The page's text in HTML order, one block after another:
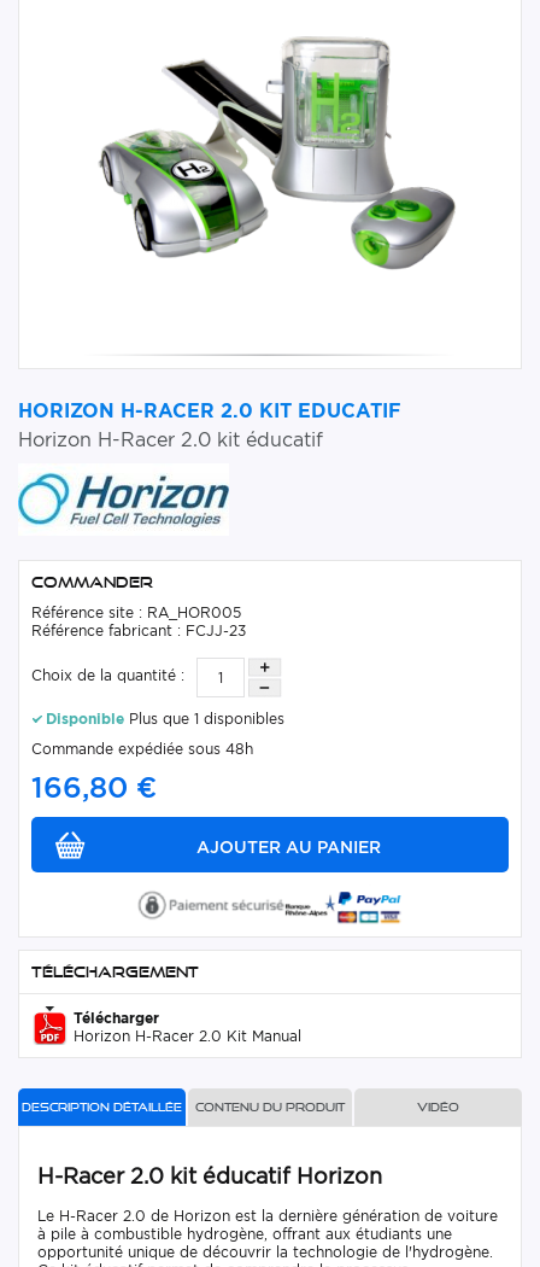
HORIZON H-RACER 2.0 KIT EDUCATIF
Horizon H-Racer 2.0 kit éducatif
Commander
Référence site : RA_HOR005
Référence fabricant : FCJJ-23
Choix de la quantité :
Disponible Plus que 1 disponibles
Commande expédiée sous 48h
166,80 €
Téléchargement
Télécharger
Horizon H-Racer 2.0 Kit Manual
Description détaillée Contenu du produit Vidéo
H-Racer 2.0 kit éducatif Horizon
Le H-Racer 2.0 de Horizon est la dernière génération de voiture
à pile à combustible hydrogène, offrant aux étudiants une
opportunité unique de découvrir la technologie de l'hydrogène.